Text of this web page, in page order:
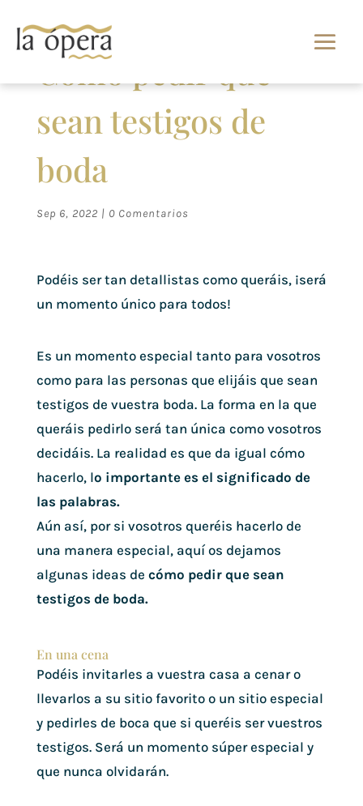
Cómo pedir que
sean testigos de
boda
Sep 6, 2022 | 0 Comentarios
Podéis ser tan detallistas como queráis, ¡será
un momento único para todos!
Es un momento especial tanto para vosotros
como para las personas que elijáis que sean
testigos de vuestra boda. La forma en la que
queráis pedirlo será tan única como vosotros
decidáis. La realidad es que da igual cómo
hacerlo, lo importante es el significado de
las palabras.
Aún así, por si vosotros queréis hacerlo de
una manera especial, aquí os dejamos
algunas ideas de cómo pedir que sean
testigos de boda.
En una cena
Podéis invitarles a vuestra casa a cenar o
llevarlos a su sitio favorito o un sitio especial
y pedirles de boca que si queréis ser vuestros
testigos. Será un momento súper especial y
que nunca olvidarán.